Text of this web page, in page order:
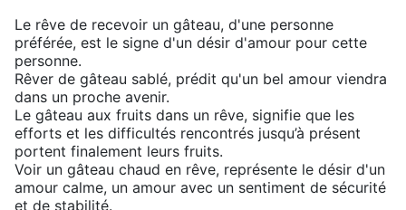
Le rêve de recevoir un gâteau, d'une personne
préférée, est le signe d'un désir d'amour pour cette
personne.
Rêver de gâteau sablé, prédit qu'un bel amour viendra
dans un proche avenir.
Le gâteau aux fruits dans un rêve, signifie que les
efforts et les difficultés rencontrés jusqu’à présent
portent finalement leurs fruits.
Voir un gâteau chaud en rêve, représente le désir d'un
amour calme, ​​un amour avec un sentiment de sécurité
et de stabilité.